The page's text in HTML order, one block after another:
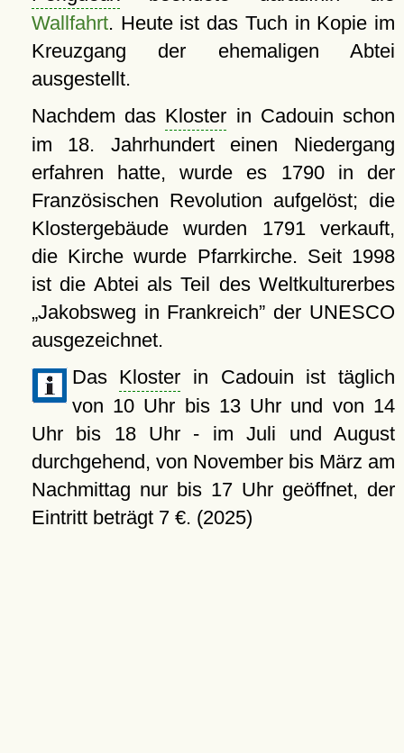
Wallfahrt. Heute ist das Tuch in Kopie im
Kreuzgang der ehemaligen Abtei
ausgestellt.
Nachdem das Kloster in Cadouin schon
im 18. Jahrhundert einen Niedergang
erfahren hatte, wurde es 1790 in der
Französischen Revolution aufgelöst; die
Klostergebäude wurden 1791 verkauft,
die Kirche wurde Pfarrkirche. Seit 1998
ist die Abtei als Teil des Weltkulturerbes
Jakobsweg in Frankreich
der UNESCO
ausgezeichnet.
Das Kloster in Cadouin ist täglich
von 10 Uhr bis 13 Uhr und von 14
Uhr bis 18 Uhr - im Juli und August
durchgehend, von November bis März am
Nachmittag nur bis 17 Uhr geöffnet, der
Eintritt beträgt 7 €. (2025)